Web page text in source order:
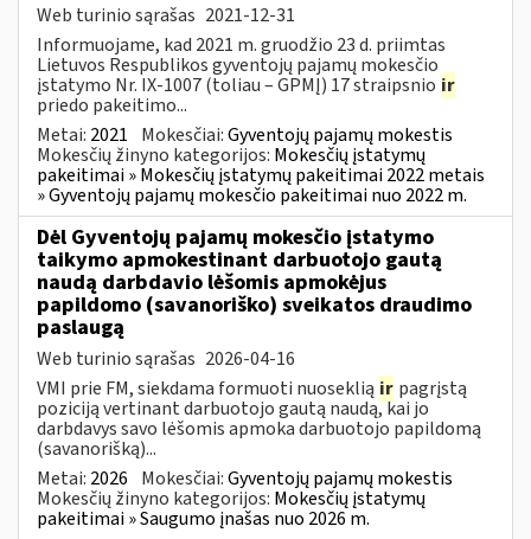
Web turinio sąrašas 2021-12-31
Informuojame, kad 2021 m. gruodžio 23 d. priimtas
Lietuvos Respublikos gyventojų pajamų mokesčio
įstatymo Nr. IX-1007 (toliau – GPMĮ) 17 straipsnio ir
priedo pakeitimo...
Metai: 2021 Mokesčiai:Gyventojų pajamų mokestis
Mokesčių žinyno kategorijos: Mokesčių įstatymų
pakeitimai » Mokesčių įstatymų pakeitimai 2022 metais
» Gyventojų pajamų mokesčio pakeitimai nuo 2022 m.
Dėl Gyventojų pajamų mokesčio įstatymo
taikymo apmokestinant darbuotojo gautą
naudą darbdavio lėšomis apmokėjus
papildomo (savanoriško) sveikatos draudimo
paslaugą
Web turinio sąrašas 2026-04-16
VMI prie FM, siekdama formuoti nuoseklią ir pagrįstą
poziciją vertinant darbuotojo gautą naudą, kai jo
darbdavys savo lėšomis apmoka darbuotojo papildomą
(savanorišką)...
Metai: 2026 Mokesčiai:Gyventojų pajamų mokestis
Mokesčių žinyno kategorijos: Mokesčių įstatymų
pakeitimai » Saugumo įnašas nuo 2026 m.